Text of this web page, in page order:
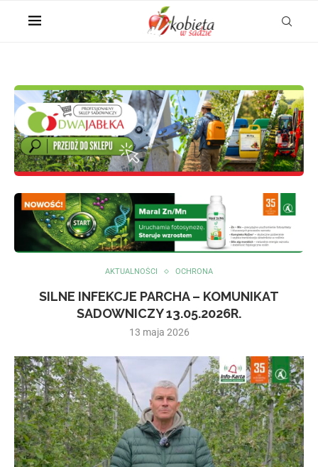
AKTUALNOŚCI OCHRONA
SILNE INFEKCJE PARCHA – KOMUNIKAT
SADOWNICZY 13.05.2026R.
13 maja 2026